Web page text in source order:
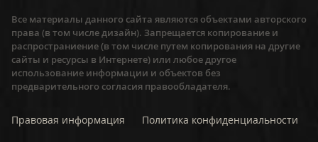
Все материалы данного сайта являются объектами авторского
права (в том числе дизайн). Запрещается копирование и
распространиение (в том числе путем копирования на другие
сайты и ресурсы в Интернете) или любое другое
использование информации и объектов без
предварительного согласия правообладателя.
Правовая информация Политика конфиденциальности